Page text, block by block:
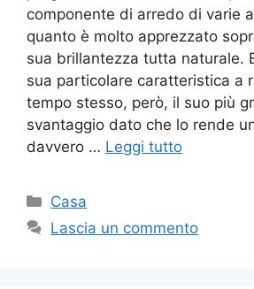
componente di arredo di varie
quanto è molto apprezzato
sua brillantezza tutta naturale.
sua particolare caratteristica a
tempo stesso, però, il suo più
svantaggio dato che lo rende
davvero … Leggi tutto
Categorie
Casa
Lascia un commento